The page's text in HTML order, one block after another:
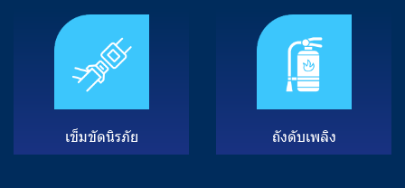
เข็มขัดนิรภัย ถังดับเพลิง